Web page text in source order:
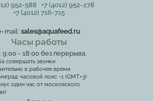
952-588
+7 (4012) 952-278
+7 (4012) 716-715
mail: sales@aquafeed.ru
Часы работы
9:00 - 18:00 без перерыва.
совершать звонки
в рабочее время
часовой пояс -1 (GMT+3)
один час от московского